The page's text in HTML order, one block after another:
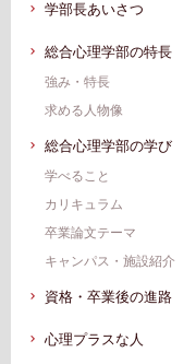
学部長あいさつ
総合心理学部の特長
強み・特長
求める人物像
総合心理学部の学び
学べること
カリキュラム
卒業論文テーマ
キャンパス・施設紹介
資格・卒業後の進路
心理プラスな人